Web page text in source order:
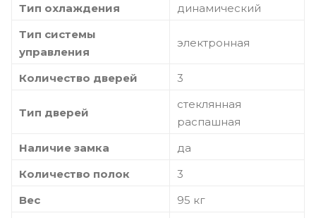
Тип охлаждения
динамический
Тип системы
управления
электронная
Количество дверей 3
Тип дверей
стеклянная
распашная
Наличие замка
да
Количество полок
3
Вес
95 кг